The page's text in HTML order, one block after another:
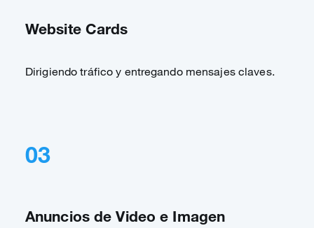
Website Cards
Dirigiendo tráfico y entregando mensajes claves.
03
Anuncios de Video e Imagen